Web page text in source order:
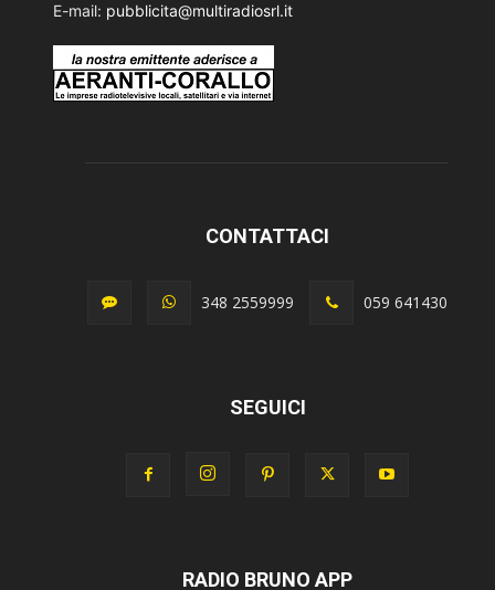
E-mail: pubblicita@multiradiosrl.it
CONTATTACI
348 2559999 059 641430
SEGUICI
RADIO BRUNO APP